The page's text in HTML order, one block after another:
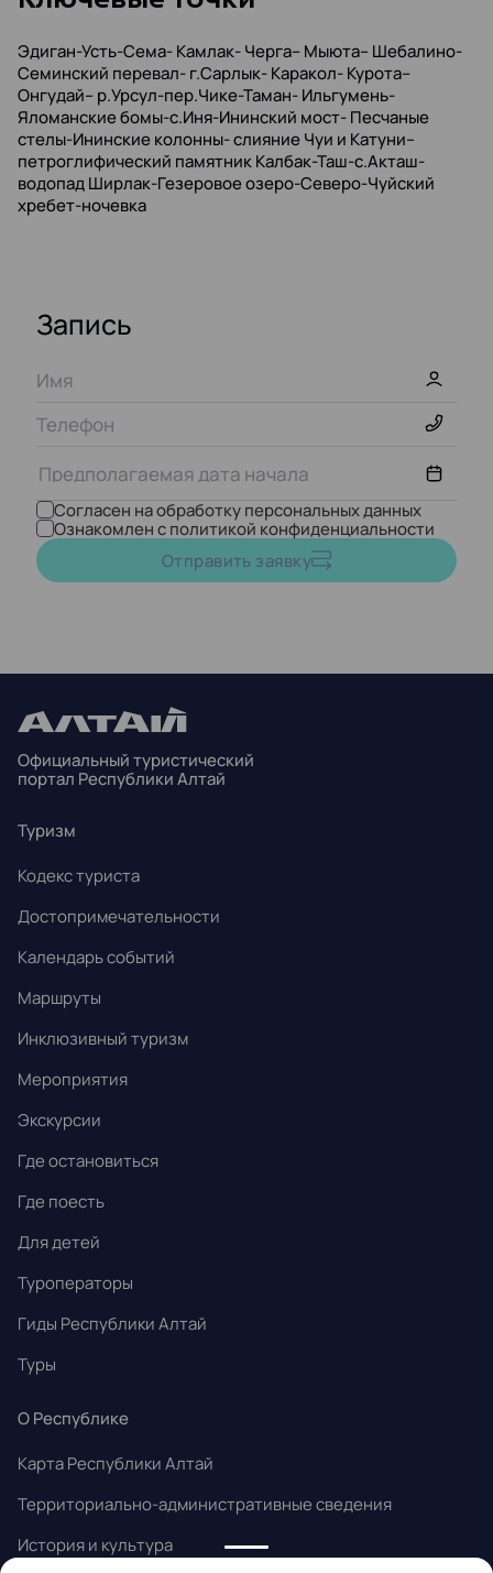
Эдиган-Усть-Сема- Камлак- Черга– Мыюта– Шебалино-
Семинский перевал- г.Сарлык- Каракол- Курота–
Онгудай– р.Урсул-пер.Чике-Таман- Ильгумень-
Яломанские бомы-с.Иня-Ининский мост- Песчаные
стелы-Ининские колонны- слияние Чуи и Катуни–
петроглифический памятник Калбак-Таш-с.Акташ-
водопад Ширлак-Гезеровое озеро-Северо-Чуйский
хребет-ночевка
Запись
Август, 2026
3 4
10 11 12 13
31 1 2
Согласен на обработку персональных данных
Ознакомлен с политикой конфиденциальности
Отправить заявку
Официальный туристический
портал Республики Алтай
Туризм
Кодекс туриста
Достопримечательности
Календарь событий
Маршруты
Инклюзивный туризм
Мероприятия
Экскурсии
Где остановиться
Где поесть
Для детей
Туроператоры
Гиды Республики Алтай
Туры
О Республике
Карта Республики Алтай
Территориально-административные сведения
История и культура